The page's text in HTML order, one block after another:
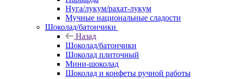
Нуга/лукум/рахат-лукум
Мучные национальные сладости
Шоколад/батончики
Назад
Шоколад/батончики
Шоколад плиточный
Мини-шоколад
Шоколад и конфеты ручной работы